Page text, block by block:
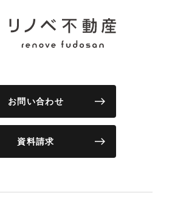
お問い合わせ
資料請求